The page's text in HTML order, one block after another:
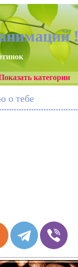
категории
о тебе